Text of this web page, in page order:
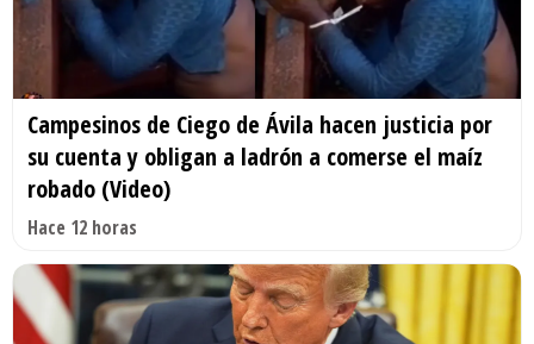
Campesinos de Ciego de Ávila hacen justicia por
su cuenta y obligan a ladrón a comerse el maíz
robado (Video)
Hace 12 horas